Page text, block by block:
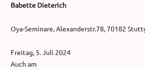
Babette Dieterich
Oya-Seminare, Alexanderstr.78, 70182
Freitag, 5. Juli 2024
Auch am